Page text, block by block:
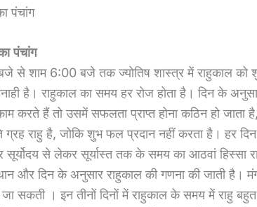
पंचांग​
पंचांग
से शाम 6:00 बजे तक ज्योतिष शास्त्र में राहुकाल को
है। राहुकाल का समय हर रोज होता है। दिन के
करते हैं तो उसमें सफलता प्राप्त होना कठिन हो जाता
ग्रह राहु है, जोकि शुभ फल प्रदान नहीं करता है। हर
से लेकर सूर्यास्त तक के समय का आठवां हिस्सा
और दिन के अनुसार राहुकाल की गणना की जाती है।
सकती । इन तीनों दिनों में राहुकाल के समय में राहु बहुत